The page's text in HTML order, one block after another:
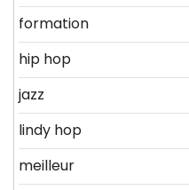
formation
hip hop
jazz
lindy hop
meilleur